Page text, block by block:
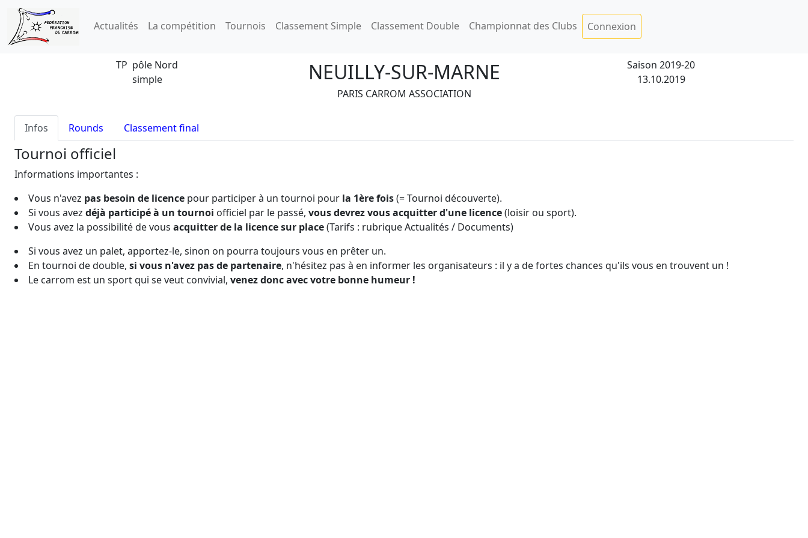
Actualités La compétition Tournois Classement Simple Classement Double Championnat des Clubs Connexion
TP pôle Nord
simple
NEUILLY-SUR-MARNE
PARIS CARROM ASSOCIATION
Saison 2019-20
13.10.2019
Infos Rounds Classement final
Tournoi officiel
Informations importantes :
Vous n'avez pas besoin de licence pour participer à un tournoi pour la 1ère fois(= Tournoi découverte).
Si vous avez déjà participé à un tournoi officiel par le passé, vous devrez vous acquitter d'une licence(loisir ou sport).
Vous avez la possibilité de vous acquitter de la licence sur place(Tarifs : rubrique Actualités / Documents)
Si vous avez un palet, apportez-le, sinon on pourra toujours vous en prêter un.
En tournoi de double, si vous n'avez pas de partenaire, n'hésitez pas à en informer les organisateurs : il y a de fortes chances qu'ils vous en trouvent un !
Le carrom est un sport qui se veut convivial, venez donc avec votre bonne humeur !